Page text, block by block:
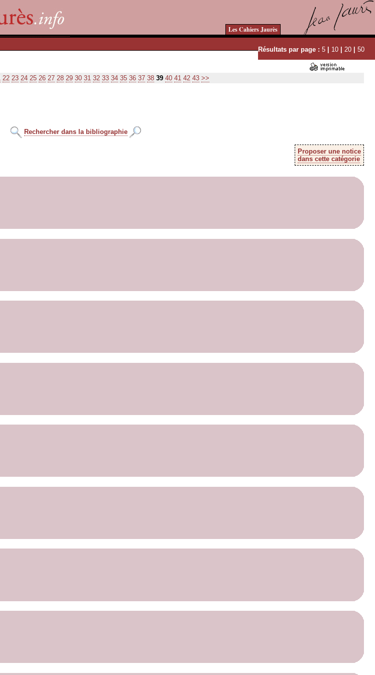
Les Cahiers Jaurès
Résultats par page : 5 | 10 | 20 | 50
22 23 24 25 26 27 28 29 30 31 32 33 34 35 36 37 38 39 40 41 42 43 >>
Rechercher dans la bibliographie
Proposer une notice
dans cette catégorie